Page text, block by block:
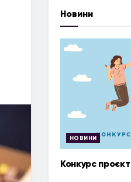
Новини
НОВИНИ
Конкурс